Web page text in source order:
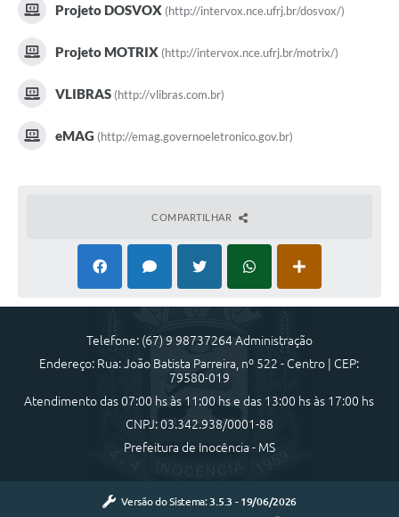
Projeto DOSVOX (http://intervox.nce.ufrj.br/dosvox/)
Projeto MOTRIX (http://intervox.nce.ufrj.br/motrix/)
VLIBRAS (http://vlibras.com.br)
eMAG (http://emag.governoeletronico.gov.br)
COMPARTILHAR
Telefone: (67) 9 98737264 Administração
Endereço: Rua: João Batista Parreira, nº 522 - Centro | CEP:
79580-019
Atendimento das 07:00 hs às 11:00 hs e das 13:00 hs às 17:00 hs
CNPJ: 03.342.938/0001-88
Prefeitura de Inocência - MS
Versão do Sistema: 3.5.3 - 19/06/2026